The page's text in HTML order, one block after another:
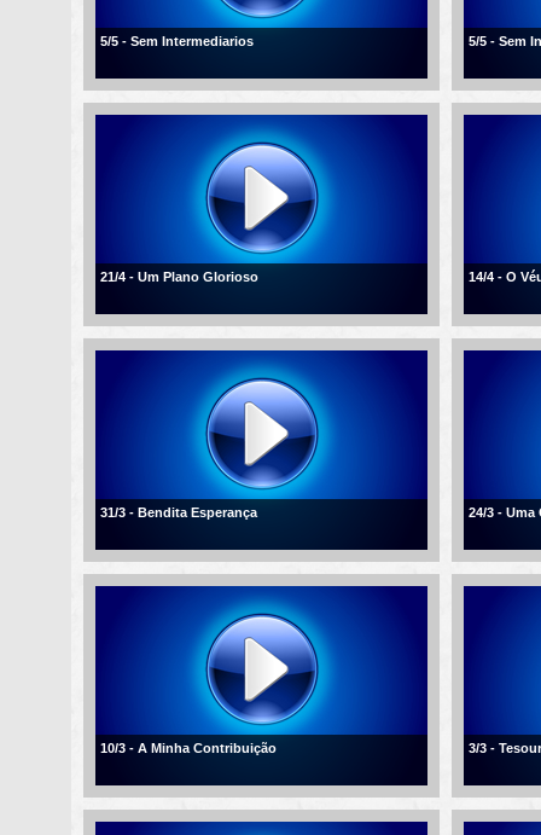
5/5 - Sem Intermediarios 5/5 - Sem
21/4 - Um Plano Glorioso 14/4 - O
31/3 - Bendita Esperança 24/3 -
10/3 - A Minha Contribuição 3/3 -